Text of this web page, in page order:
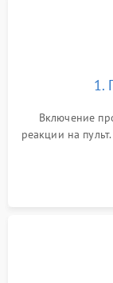
Неравномерная
автоматическая
трапеции
Проблемы с
1.
Включение
реакции на
наличия
системы